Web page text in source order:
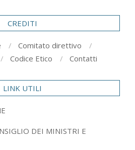
CREDITI
Comitato direttivo
Codice Etico Contatti
LINK UTILI
DEI MINISTRI E